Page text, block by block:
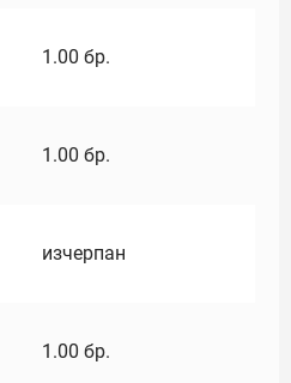
1.00 бр.
1.00 бр.
изчерпан
1.00 бр.